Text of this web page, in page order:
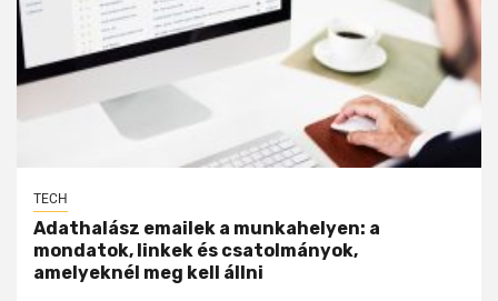
TECH
Adathalász emailek a munkahelyen: a
mondatok, linkek és csatolmányok,
amelyeknél meg kell állni